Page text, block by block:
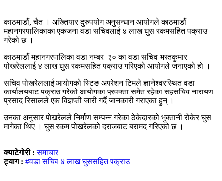
काठमाडौं, चैत । अख्तियार दुरुपयोग अनुसन्धान आयोगले काठमाडौं
महानगरपालिकाका एकजना वडा सचिवलाई ४ लाख घुस रकमसहित पक्राउ
गरेको छ ।
काठमाडौं महानगरपालिका वडा नम्बर–३० का वडा सचिव भरतकुमार
पोखरेललाई ४ लाख घुस रकमसहित पक्राउ गरिएको आयोगले जनाएको हाे ।
सचिव पोखरेललाई आयोगको स्टिङ अपरेशन टिमले ज्ञानेश्वरस्थित वडा
कार्यालयबाट पक्राउ गरेको आयोगका प्रवक्ता समेत रहेका सहसचिव नारायण
प्रसाद रिसालले एक विज्ञप्ती जारी गर्दै जानकारी गराएका हुन् ।
उनका अनुसार पाेखरेलले निर्माण सम्पन्न गरेका ठेकेदारको भुक्तानी रोकेर घुस
मागेका थिए । घुस रकम पोखरेलको दराजबाट बरामद गरिएको छ ।
क्याटेगोरी :समाचार
ट्याग : #वडा सचिव ४ लाख घुससहित पक्राउ